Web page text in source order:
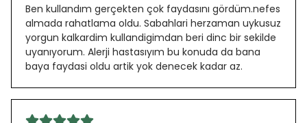
Ben kullandım gerçekten çok faydasını gördüm.nefes
almada rahatlama oldu. Sabahlari herzaman uykusuz
yorgun kalkardim kullandigimdan beri dinc bir sekilde
uyanıyorum. Alerji hastasıyım bu konuda da bana
baya faydasi oldu artik yok denecek kadar az.